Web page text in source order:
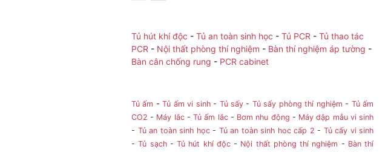
Tủ hút khí độc - Tủ an toàn sinh học - Tủ PCR - Tủ thao tác
PCR - Nội thất phòng thí nghiệm - Bàn thí nghiệm áp tường -
Bàn cân chống rung - PCR cabinet
Tủ ấm -Tủ ấm vi sinh- Tủ sấy - Tủ sấy phòng thí nghiệm - Tủ ấm
CO2 - Máy lắc-Tủ ấm lắc- Bơm nhu động - Máy dập mẫu vi sinh
- Tủ an toàn sinh học- Tủ an toàn sinh hoc cấp 2 - Tủ cấy vi sinh
-Tủ sạch- Tủ hút khí độc- Nội thất phòng thí nghiệm - Bàn thí